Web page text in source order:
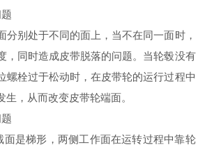
别处于不同的面上，当不在同一面时，
，同时造成皮带脱落的问题。当轮毂没有
螺栓过于松动时，在皮带轮的运行过程中
，从而改变皮带轮端面。
是梯形，两侧工作面在运转过程中靠轮